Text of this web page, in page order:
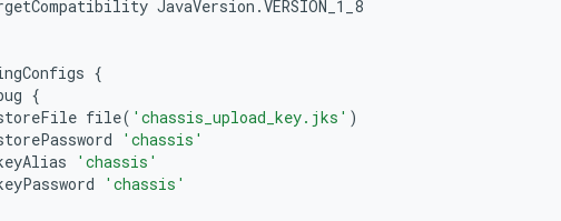
JavaVersion .VERSION_1_8
{
{
file( 'chassis_upload_key.jks' )
'chassis'
'chassis'
'chassis'